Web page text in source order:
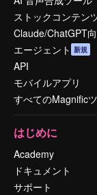
ストックコンテン
Claude/ChatGPT
エージェント 新規
API
モバイルアプリ
すべてのMagnific
はじめに
Academy
ドキュメント
サポート